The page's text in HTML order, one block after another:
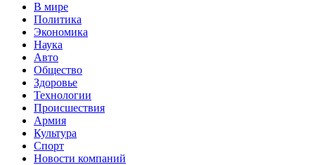
В мире
Политика
Экономика
Наука
Авто
Общество
Здоровье
Технологии
Происшествия
Армия
Культура
Спорт
Новости компаний